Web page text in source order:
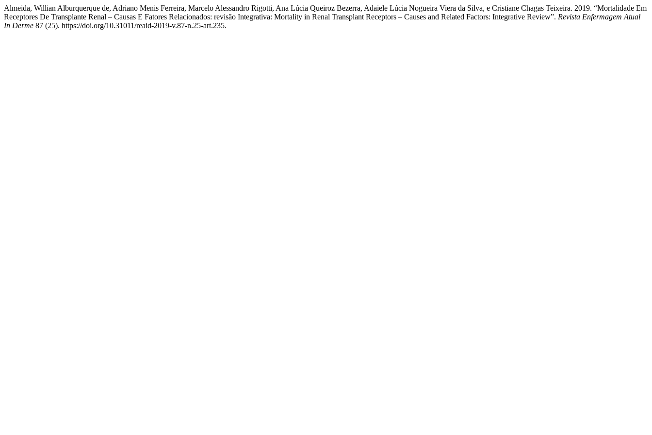
Almeida, Willian Alburquerque de, Adriano Menis Ferreira, Marcelo Alessandro Rigotti, Ana Lúcia Queiroz Bezerra, Adaiele Lúcia Nogueira Viera da Silva, e Cristiane Chagas Teixeira. 2019. “Mortalidade Em
Receptores De Transplante Renal – Causas E Fatores Relacionados: revisão Integrativa: Mortality in Renal Transplant Receptors – Causes and Related Factors: Integrative Review”. Revista Enfermagem Atual
In Derme 87 (25). https://doi.org/10.31011/reaid-2019-v.87-n.25-art.235.